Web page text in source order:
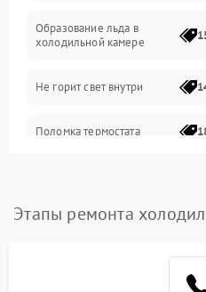
Образование льда в
холодильной камере
Не горит свет внутри
Поломка термостата
Поломка системы No Frost
Этапы ремонта